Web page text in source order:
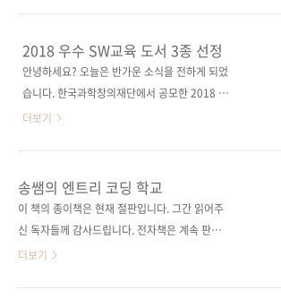
송상수출판일 2019년 5월 16일페이지 328쪽
(soft cover)정 가 18,000원ISBN 979-11-
88621-57-6 (63000) 키워드 컴퓨터 교육 / 코
딩 / 엔트리..
든 게임을 하는 것보다 내가 만든 게임을 친구들
이 재밌게 즐겨 준다면 훨씬 더 멋질 거예요! ―
김재휘 초등학교 교사(전 엔트리 연구원) 코딩
코딩 교육을 시작했습니다. 그만큼 코딩 교육을
시작하는 방법도 다양한데요. 컴퓨터 없이 코딩
라 코드 블록을 끼워 맞추면서 배우는 블록 코딩,
또는 마이크로비트나 아두이노 같은 물리적인
도구를 가지고 코딩을 배울 수도 있습니다. 어쩌
면 인기 프..
2018 우수 SW교육 도서 3종 선정
안녕하세요? 오늘은 반가운 소식을 전하게 되었
습니다. 한국과학창의재단에서 공모한 2018 우
수 SW교육 도서 공모전에서 제이펍의 도서 3종
트웨어(SW)교육 관련 도서를 대상으로 하였고,
최종 선정 50종 중 아래의 제이펍 도서 3종이 포
함되었습니다. 좋은 콘텐츠를 제공해 주신 세 분
리나라 소프트웨어 교육에 작은 도움이 되기를
바랍니다. 사물인터넷을 위한 BBC micro:bit
더보기
송쌤의 엔트리 코딩 학교
이 책의 종이책은 현재 절판입니다. 그간 읽어주
신 독자들께 감사드립니다. 전자책은 계속 판매
중에 있습니다. ※ 엔트리의 URL 체계가 변경되
더보기